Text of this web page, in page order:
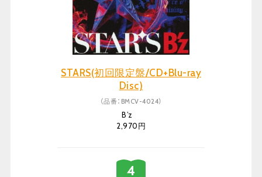
STARS(初回限定盤/CD+Blu-ray
Disc)
（品番：BMCV-4024）
B’z
2,970円